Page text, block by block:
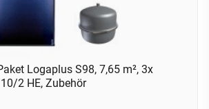
Logaplus S98, 7,65 m², 3x
2 HE, Zubehör